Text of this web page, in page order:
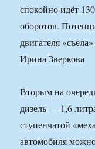
спокойно идёт
оборотов.
двигателя
Ирина Зверкова
Вторым на
дизель — 1,6
ступенчатой
автомобиля